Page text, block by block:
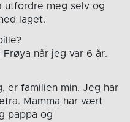
utfordre meg selv og
laget.
når jeg var 6 år.
er familien min. Jeg har
Mamma har vært
pappa og